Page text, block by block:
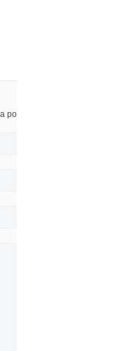
polja su označena s